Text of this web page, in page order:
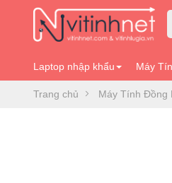
Laptop nhập khẩu Máy
Trang chủ Máy Tính Đồng